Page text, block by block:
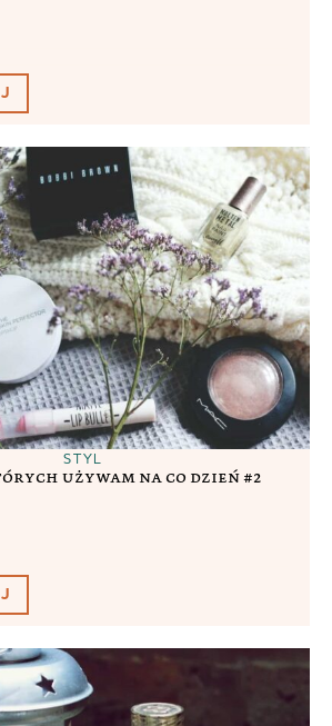
STYL
używam na co dzień #2